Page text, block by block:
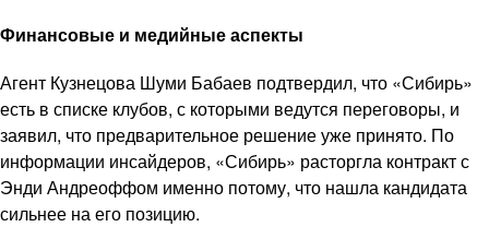
Финансовые и медийные аспекты
Агент Кузнецова Шуми Бабаев подтвердил, что «Сибирь»
есть в списке клубов, с которыми ведутся переговоры, и
заявил, что предварительное решение уже принято. По
информации инсайдеров, «Сибирь» расторгла контракт с
Энди Андреоффом именно потому, что нашла кандидата
сильнее на его позицию.